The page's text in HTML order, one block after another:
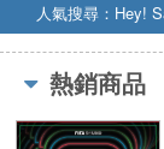
人氣搜尋： Hey!
STRAY KIDS
熱銷商品